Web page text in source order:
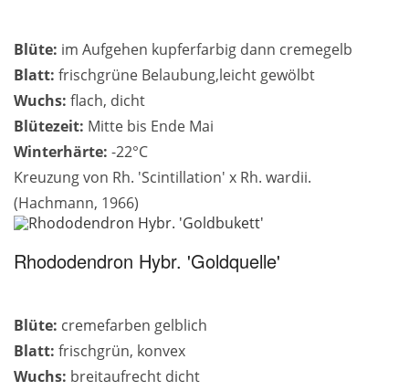
Blüte: im Aufgehen kupferfarbig dann cremegelb
Blatt: frischgrüne Belaubung,leicht gewölbt
Wuchs: flach, dicht
Blütezeit: Mitte bis Ende Mai
Winterhärte: -22°C
Kreuzung von Rh. 'Scintillation' x Rh. wardii.
(Hachmann, 1966)
Rhododendron Hybr. 'Goldquelle'
Blüte: cremefarben gelblich
Blatt: frischgrün, konvex
Wuchs: breitaufrecht dicht